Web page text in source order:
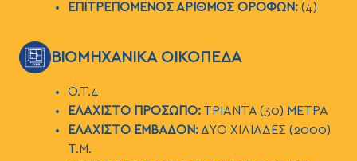
ΕΠΙΤΡΕΠΟΜΕΝΟΣ ΑΡΙΘΜΟΣ ΟΡΟΦΩΝ:(4)
ΕΙΚΟΝΑΒΙΟΜΗΧΑΝΙΚΑ ΟΙΚΟΠΕΔΑ
Ο.Τ.4
ΕΛΑΧΙΣΤΟ ΠΡΟΣΩΠΟ:ΤΡΙΑΝΤΑ (30) ΜΕΤΡΑ
ΕΛΑΧΙΣΤΟ ΕΜΒΑΔΟΝ:ΔΥΟ ΧΙΛΙΑΔΕΣ (2000)
Τ.Μ.